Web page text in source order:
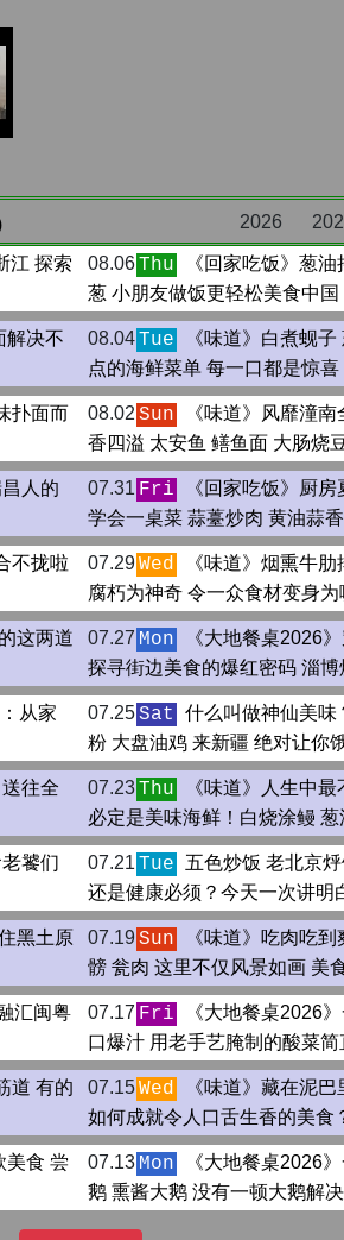
2026
江 探索
08.06 Thu
《回家吃饭》葱
葱 小朋友做饭更轻松美食中国
解决不
08.04 Tue
《味道》白煮蚬
点的海鲜菜单 每一口都是惊喜
扑面而
08.02 Sun
《味道》风靡潼
香四溢 太安鱼 鳝鱼面 大肠烧
人的
07.31 Fri
《回家吃饭》厨
学会一桌菜 蒜薹炒肉 黄油蒜
不拢啦
07.29Wed
《味道》烟熏牛
腐朽为神奇 令一众食材变身
这两道
07.27 Mon
《大地餐桌2026
探寻街边美食的爆红密码 淄博
从家
07.25Sat
什么叫做神仙美味
粉 大盘油鸡 来新疆 绝对让你
往全
07.23 Thu
《味道》人生中
必定是美味海鲜！白烧涂鳗
饕们
07.21 Tue 五色炒饭 老北京
还是健康必须？今天一次讲明
黑土原
07.19Sun
《味道》吃肉吃
髈 瓮肉 这里不仅风景如画 美
汇闽粤
07.17 Fri
《大地餐桌2026
口爆汁 用老手艺腌制的酸菜简
道 有的
07.15Wed
《味道》藏在泥
如何成就令人口舌生香的美食
美食 尝
07.13 Mon
《大地餐桌2026
鹅 熏酱大鹅 没有一顿大鹅解